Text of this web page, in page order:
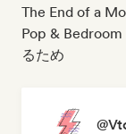
The End of a
Pop &
るため